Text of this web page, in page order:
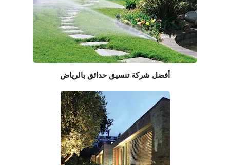
أفضل شركة تنسيق حدائق بالرياض